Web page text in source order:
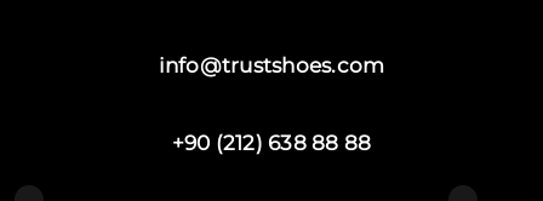
info@trustshoes.com
+90 (212) 638 88 88